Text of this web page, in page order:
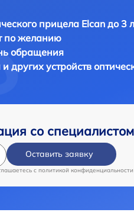
прицела Elcan до 3
по желанию
обращения
других устройств
со специалистом
Оставить заявку
c политикой конфиденциальности